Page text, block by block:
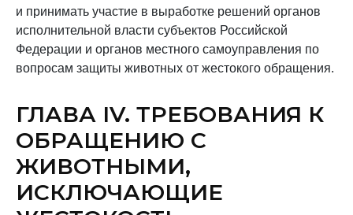
и принимать участие в выработке решений органов
исполнительной власти субъектов Российской
Федерации и органов местного самоуправления по
вопросам защиты животных от жестокого обращения.
ГЛАВА IV. ТРЕБОВАНИЯ К
ОБРАЩЕНИЮ С
ЖИВОТНЫМИ,
ИСКЛЮЧАЮЩИЕ